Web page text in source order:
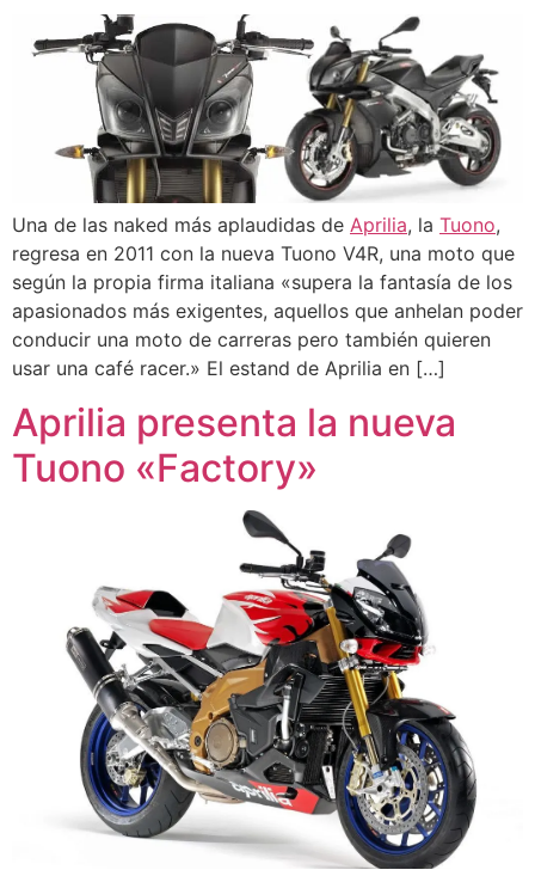
Una de las naked más aplaudidas de Aprilia, la Tuono,
regresa en 2011 con la nueva Tuono V4R, una moto que
según la propia firma italiana «supera la fantasía de los
apasionados más exigentes, aquellos que anhelan poder
conducir una moto de carreras pero también quieren
usar una café racer.» El estand de Aprilia en […]
Aprilia presenta la nueva
Tuono «Factory»